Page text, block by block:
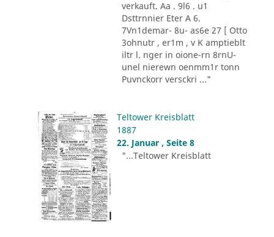
verkauft. Aa . 9l6 . u1
Dsttrnnier Eter A 6.
7Vn1demar- 8u- as6e 27 [ Otto
3ohnutr , er1m , v K amptieblt
iltr l. nger in oione-rn 8rnU-
unel nierewn oenmm1r tonn
Puvnckorr versckri ..."
Teltower Kreisblatt
1887
22. Januar , Seite 8
"...Teltower Kreisblatt